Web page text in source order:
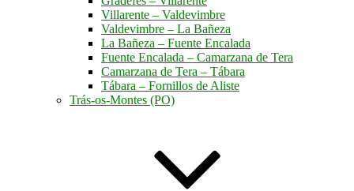
Villarente – Valdevimbre
Valdevimbre – La Bañeza
La Bañeza – Fuente Encalada
Fuente Encalada – Camarzana de Tera
Camarzana de Tera – Tábara
Tábara – Fornillos de Aliste
Trás-os-Montes (PO)